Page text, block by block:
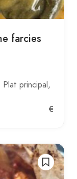
farcies
Plat principal
€